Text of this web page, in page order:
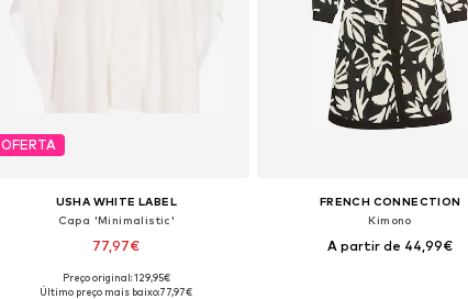
OFERTA
USHA WHITE LABEL
Capa 'Minimalistic'
77,97€
Tamanhos disponíveis: XS-S, M-L, XL-XXL
Preço original: 129,95€
Último preço mais baixo:77,97€
FRENCH CONNECTION
Kimono
A partir de 44,99€